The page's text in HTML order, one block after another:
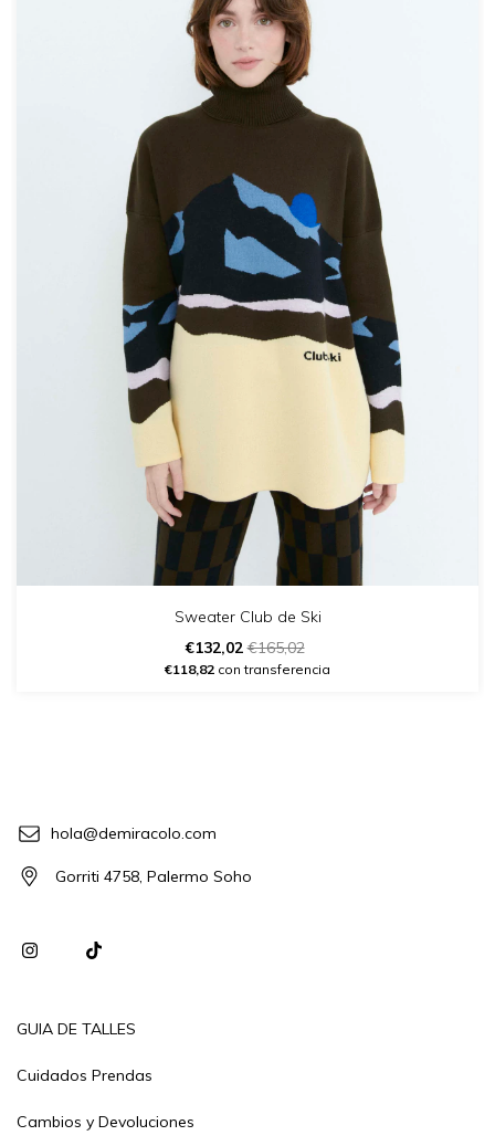
Sweater Club de Ski
€132,02€165,02
€118,82 con transferencia
hola@demiracolo.com
Gorriti 4758, Palermo Soho
GUIA DE TALLES
Cuidados Prendas
Cambios y Devoluciones